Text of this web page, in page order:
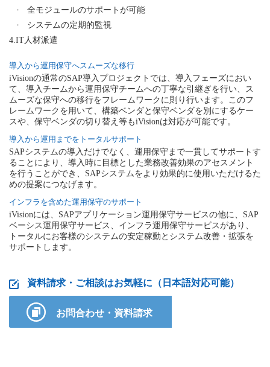
全モジュールのサポートが可能
システムの定期的監視
4.IT人材派遣
導入から運用保守へスムーズな移行
iVisionの通常のSAP導入プロジェクトでは、導入フェーズにおい
て、導入チームから運用保守チームへの丁寧な引継ぎを行い、ス
ムーズな保守への移行をフレームワークに則り行います。このフ
レームワークを用いて、構築ベンダと保守ベンダを別にするケー
スや、保守ベンダの切り替え等もiVisionは対応が可能です。
導入から運用までをトータルサポート
SAPシステムの導入だけでなく、運用保守まで一貫してサポートす
ることにより、導入時に目標とした業務改善効果のアセスメント
を行うことができ、SAPシステムをより効果的に使用いただけるた
めの提案につなげます。
インフラを含めた運用保守のサポート
iVisionには、SAPアプリケーション運用保守サービスの他に、SAP
ベーシス運用保守サービス、インフラ運用保守サービスがあり、
トータルにお客様のシステムの安定稼動とシステム改善・拡張を
サポートします。
資料請求・ご相談はお気軽に（日本語対応可能）
お問合わせ・資料請求